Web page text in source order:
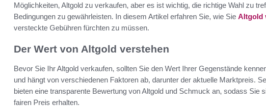
Möglichkeiten, Altgold zu verkaufen, aber es ist wichtig, die richtige Wahl zu
Bedingungen zu gewährleisten. In diesem Artikel erfahren Sie, wie Sie Altgold
versteckte Gebühren fürchten zu müssen.
Der Wert von Altgold verstehen
Bevor Sie Ihr Altgold verkaufen, sollten Sie den Wert Ihrer Gegenstände
und hängt von verschiedenen Faktoren ab, darunter der aktuelle Marktpreis.
bieten eine transparente Bewertung von Altgold und Schmuck an, sodass Sie
fairen Preis erhalten.